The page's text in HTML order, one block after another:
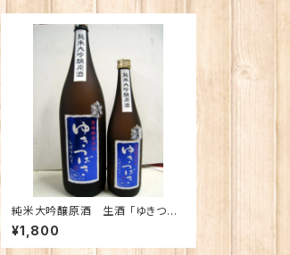
純米大吟醸原酒 生酒 「ゆきつば
き しぼりたて生酒」720ｍｌ
¥1,800